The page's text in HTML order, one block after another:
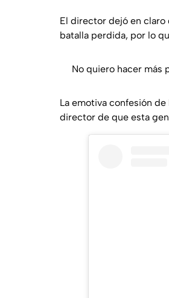
El director dejó en claro
batalla perdida, por lo
No quiero hacer más
La emotiva confesión de
director de que esta